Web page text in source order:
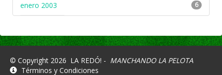
enero 2003 6
© Copyright 2026 LA REDÓ! - MANCHANDO LA PELOTA
Términos y Condiciones